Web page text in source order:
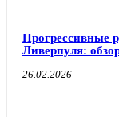
Прогрессивные
Ливерпуля:
26.02.2026